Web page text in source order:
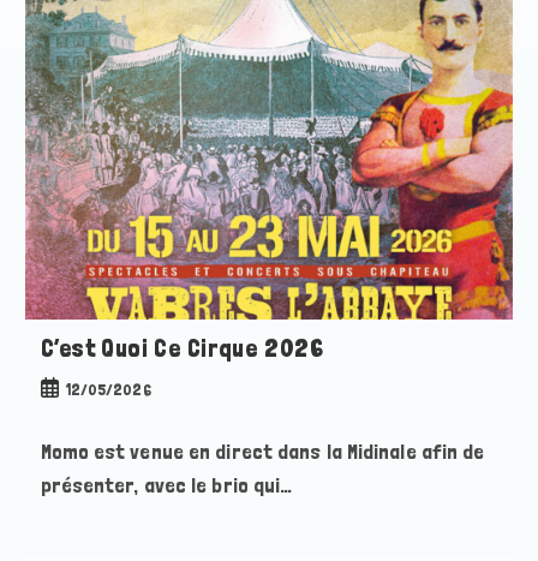
C’est Quoi Ce Cirque 2026
Publication
12/05/2026
Momo est venue en direct dans la Midinale afin de
présenter, avec le brio qui…